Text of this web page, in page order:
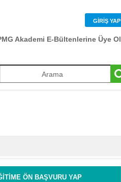
GIRIŞ YAP
Akademi E-Bültenlerine Üye Ol
ÖN BAŞVURU YAP